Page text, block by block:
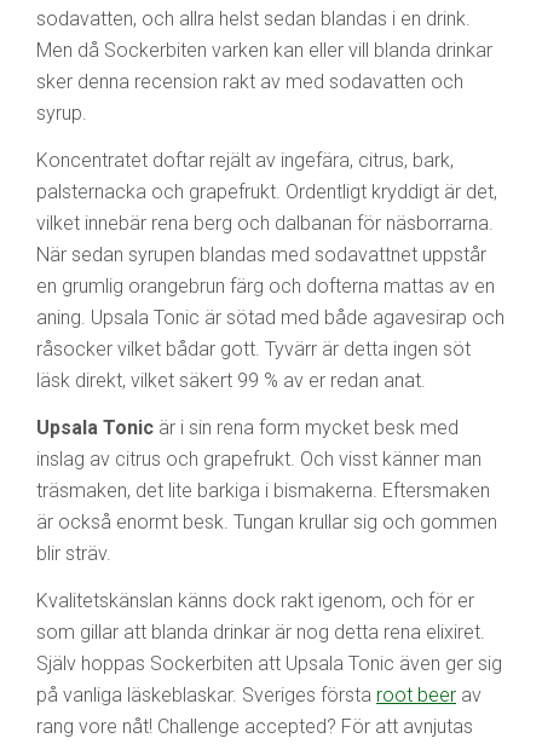
sodavatten, och allra helst sedan blandas i en drink.
Men då Sockerbiten varken kan eller vill blanda drinkar
sker denna recension rakt av med sodavatten och
syrup.
Koncentratet doftar rejält av ingefära, citrus, bark,
palsternacka och grapefrukt. Ordentligt kryddigt är det,
vilket innebär rena berg och dalbanan för näsborrarna.
När sedan syrupen blandas med sodavattnet uppstår
en grumlig orangebrun färg och dofterna mattas av en
aning. Upsala Tonic är sötad med både agavesirap och
råsocker vilket bådar gott. Tyvärr är detta ingen söt
läsk direkt, vilket säkert 99 % av er redan anat.
Upsala Tonic är i sin rena form mycket besk med
inslag av citrus och grapefrukt. Och visst känner man
träsmaken, det lite barkiga i bismakerna. Eftersmaken
är också enormt besk. Tungan krullar sig och gommen
blir sträv.
Kvalitetskänslan känns dock rakt igenom, och för er
som gillar att blanda drinkar är nog detta rena elixiret.
Själv hoppas Sockerbiten att Upsala Tonic även ger sig
på vanliga läskeblaskar. Sveriges första root beer av
rang vore nåt! Challenge accepted? För att avnjutas